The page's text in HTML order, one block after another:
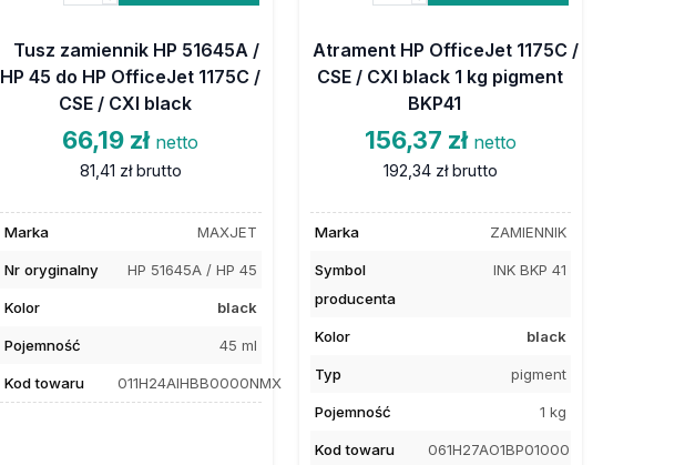
Tusz zamiennik HP 51645A /
HP 45 do HP OfficeJet 1175C /
CSE / CXI black
66,19 zł netto
81,41 zł brutto
Marka MAXJET
Nr oryginalny HP 51645A / HP 45
Kolor black
Pojemność 45 ml
Kod towaru 011H24AIHBB0000NMX
Atrament HP OfficeJet 1175C /
CSE / CXI black 1 kg pigment
BKP41
156,37 zł netto
192,34 zł brutto
Marka ZAMIENNIK
Symbol
producenta
INK BKP 41
Kolor black
Typ pigment
Pojemność 1 kg
Kod towaru 061H27AO1BP01000